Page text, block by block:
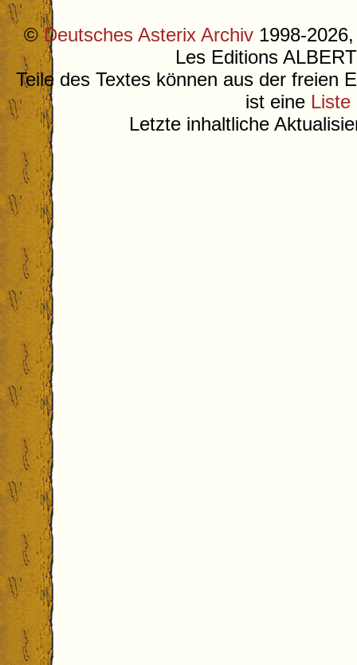
©Deutsches Asterix Archiv 1998-
Les Editions
Teile des Textes können aus der freien
ist eine Liste
Letzte inhaltliche